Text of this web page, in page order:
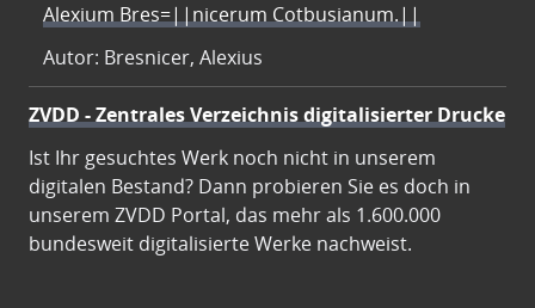
Alexium Bres=||nicerum Cotbusianum.||
Autor: Bresnicer, Alexius
ZVDD - Zentrales Verzeichnis digitalisierter Drucke
Ist Ihr gesuchtes Werk noch nicht in unserem
digitalen Bestand? Dann probieren Sie es doch in
unserem ZVDD Portal, das mehr als 1.600.000
bundesweit digitalisierte Werke nachweist.